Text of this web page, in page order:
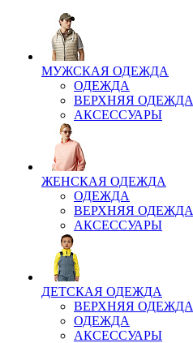
МУЖСКАЯ ОДЕЖДА
ОДЕЖДА
ВЕРХНЯЯ ОДЕЖДА
АКСЕССУАРЫ
ЖЕНСКАЯ ОДЕЖДА
ОДЕЖДА
ВЕРХНЯЯ ОДЕЖДА
АКСЕССУАРЫ
ДЕТСКАЯ ОДЕЖДА
ВЕРХНЯЯ ОДЕЖДА
ОДЕЖДА
АКСЕССУАРЫ